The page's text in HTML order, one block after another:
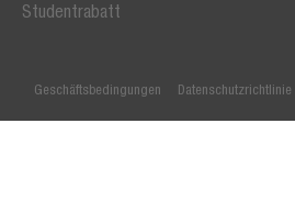
Studentrabatt
Geschäftsbedingungen Datenschutzrichtlinie